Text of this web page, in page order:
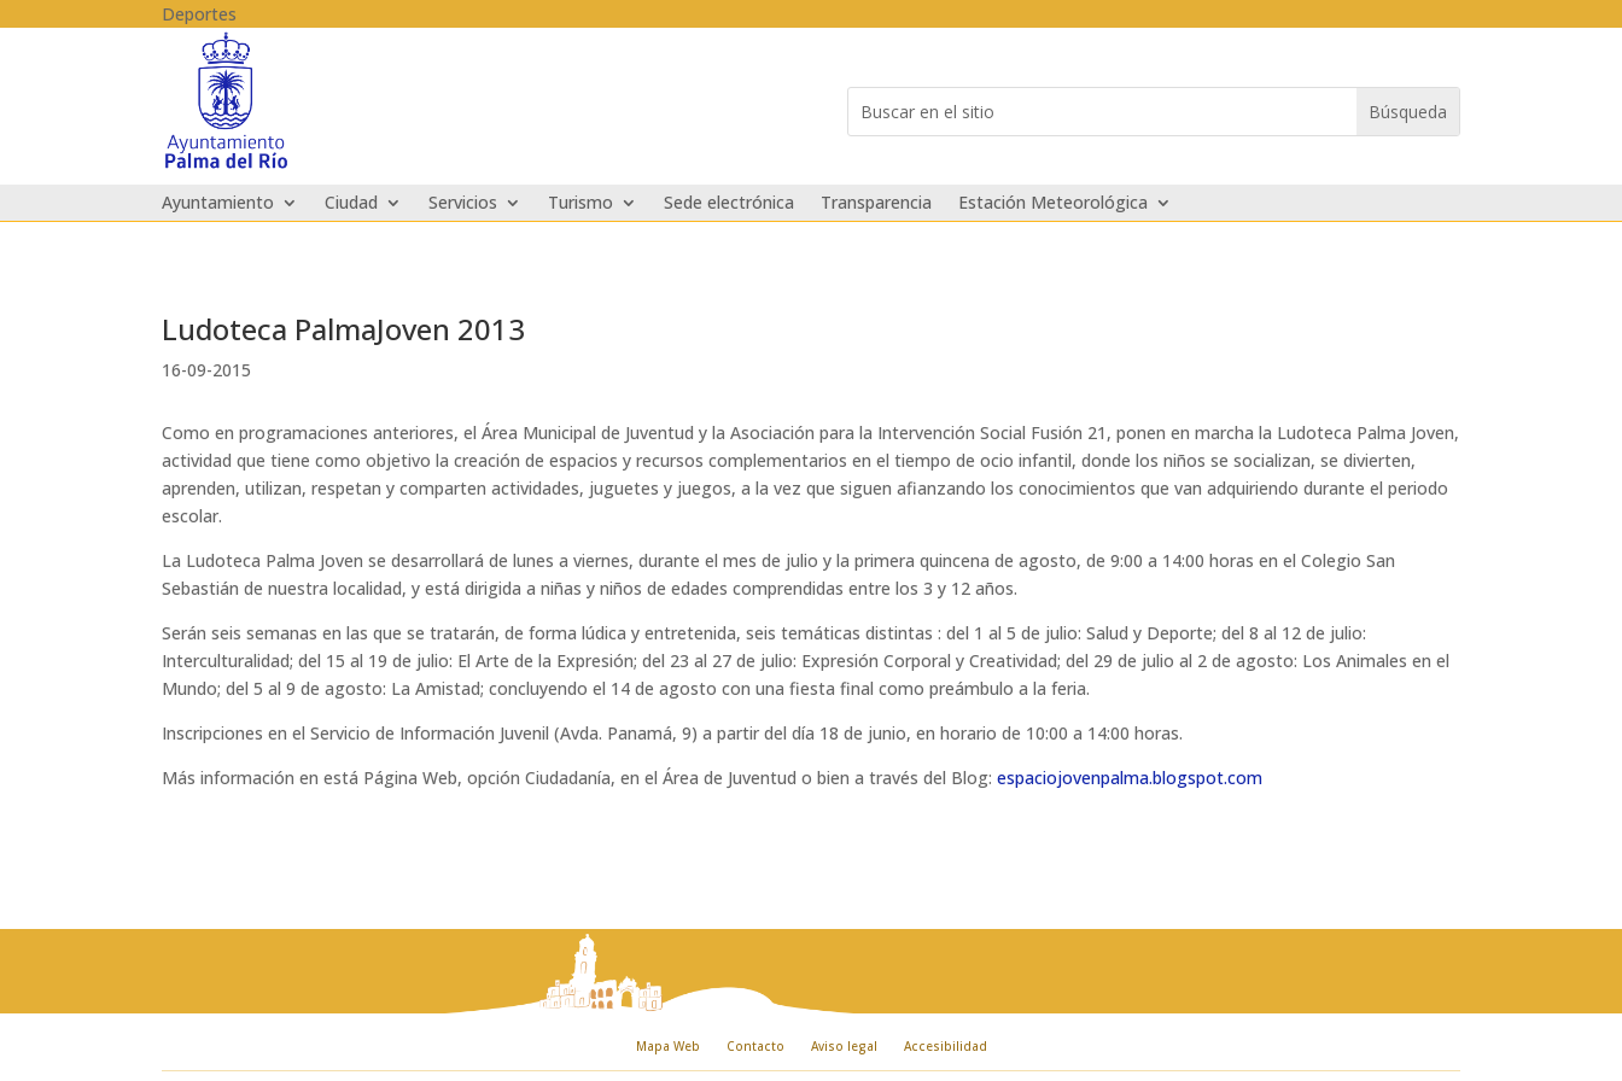
Deportes
for...
Ayuntamiento Ciudad Servicios Turismo Sede electrónica Transparencia Estación Meteorológica
Ludoteca PalmaJoven 2013
16-09-2015
Como en programaciones anteriores, el Área Municipal de Juventud y la Asociación para la Intervención Social Fusión 21, ponen en marcha la Ludoteca Palma Joven,
actividad que tiene como objetivo la creación de espacios y recursos complementarios en el tiempo de ocio infantil, donde los niños se socializan, se divierten,
aprenden, utilizan, respetan y comparten actividades, juguetes y juegos, a la vez que siguen afianzando los conocimientos que van adquiriendo durante el periodo
escolar.
La Ludoteca Palma Joven se desarrollará de lunes a viernes, durante el mes de julio y la primera quincena de agosto, de 9:00 a 14:00 horas en el Colegio San
Sebastián de nuestra localidad, y está dirigida a niñas y niños de edades comprendidas entre los 3 y 12 años.
Serán seis semanas en las que se tratarán, de forma lúdica y entretenida, seis temáticas distintas : del 1 al 5 de julio: Salud y Deporte; del 8 al 12 de julio:
Interculturalidad; del 15 al 19 de julio: El Arte de la Expresión; del 23 al 27 de julio: Expresión Corporal y Creatividad; del 29 de julio al 2 de agosto: Los Animales en el
Mundo; del 5 al 9 de agosto: La Amistad; concluyendo el 14 de agosto con una fiesta final como preámbulo a la feria.
Inscripciones en el Servicio de Información Juvenil (Avda. Panamá, 9) a partir del día 18 de junio, en horario de 10:00 a 14:00 horas.
Más información en está Página Web, opción Ciudadanía, en el Área de Juventud o bien a través del Blog:espaciojovenpalma.blogspot.com
Mapa Web Contacto Aviso legal Accesibilidad